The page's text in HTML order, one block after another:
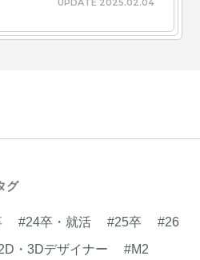
グ
#24卒・就活 #25卒
#26
・3Dデザイナー
#M2